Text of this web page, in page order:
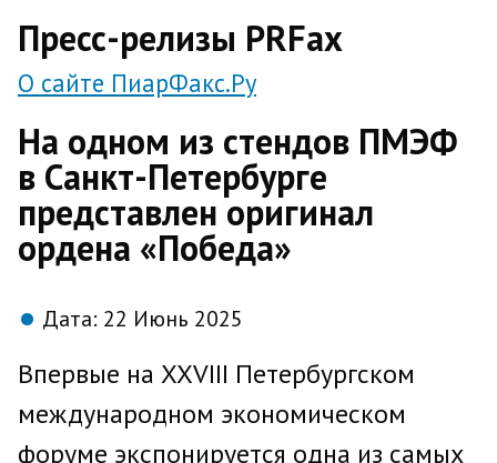
Пресс-релизы PRFax
О сайте ПиарФакс.Ру
На одном из стендов ПМЭФ
в Санкт-Петербурге
представлен оригинал
ордена «Победа»
Дата: 22 Июнь 2025
Впервые на XXVIII Петербургском
международном экономическом
форуме экспонируется одна из самых